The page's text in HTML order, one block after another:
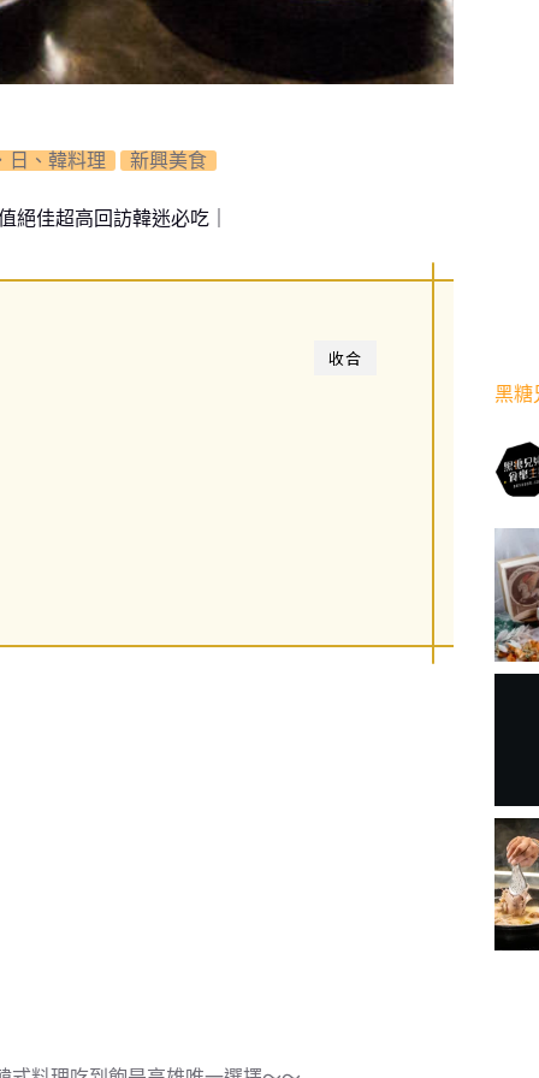
日、韓料理 新興美食
絕佳超高回訪韓迷必吃｜
收合
黑糖